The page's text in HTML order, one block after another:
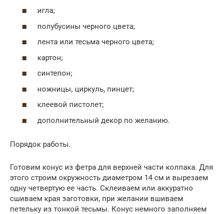
игла;
полубусины черного цвета;
лента или тесьма черного цвета;
картон;
синтепон;
ножницы, циркуль, пинцет;
клеевой пистолет;
дополнительный декор по желанию.
Порядок работы.
Готовим конус из фетра для верхней части колпака. Для
этого строим окружность диаметром 14 см и вырезаем
одну четвертую ее часть. Склеиваем или аккуратно
сшиваем края заготовки, при желании вшиваем
петельку из тонкой тесьмы. Конус немного заполняем